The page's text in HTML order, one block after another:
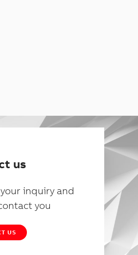
us
inquiry and
you
US